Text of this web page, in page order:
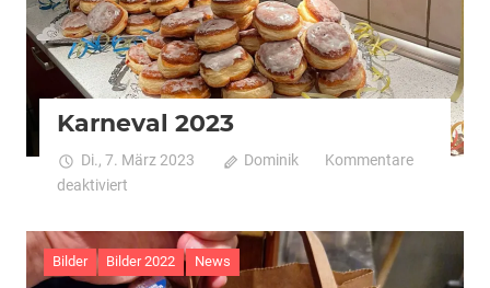
Karneval 2023
Di., 7. März 2023 Dominik
Kommentare
deaktiviert
2023
Bilder Bilder 2022 News